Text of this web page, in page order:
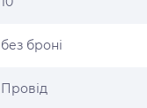
без броні
Провід